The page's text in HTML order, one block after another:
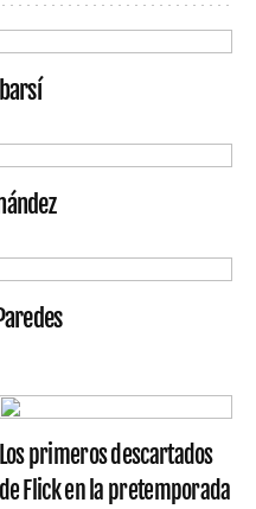
Los primeros descartados
de Flick en la pretemporada